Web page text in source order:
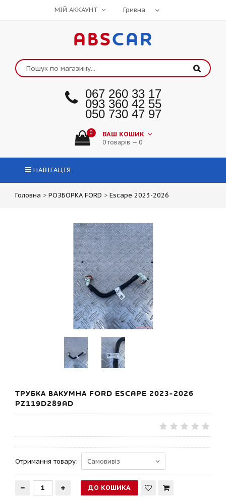
МІЙ АККАУНТ
ABSCAR
067 260 33 17
093 360 42 55
050 730 47 97
0 ВАШ КОШИК
0 товарів — 0
НАВІГАЦІЯ
Головна > РОЗБОРКА FORD > Escape 2023-2026
ТРУБКА ВАКУМНА FORD ESCAPE 2023-2026
PZ119D289AD
Отримання товару: